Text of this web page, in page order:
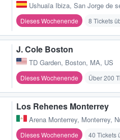
Ushuaïa Ibiza, San Jorge de
Dieses Wochenende 8 Tickets
J. Cole Boston
TD Garden, Boston, MA, US
Dieses Wochenende Über 200
Los Rehenes Monterrey
Arena Monterrey, Monterrey,
Dieses Wochenende 40 Tickets